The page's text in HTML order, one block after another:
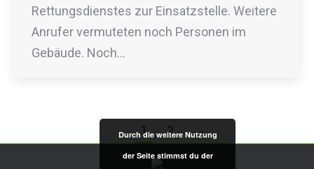
Rettungsdienstes zur Einsatzstelle. Weitere
Anrufer vermuteten noch Personen im
Gebäude. Noch…
1 2 →
Durch die weitere Nutzung
der Seite stimmst du der